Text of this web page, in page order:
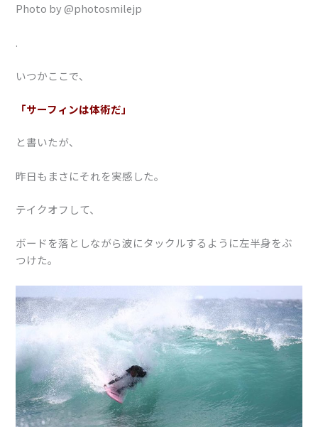
Photo by @photosmilejp
.
いつかここで、
「サーフィンは体術だ」
と書いたが、
昨日もまさにそれを実感した。
テイクオフして、
ボードを落としながら波にタックルするように左半身をぶ
つけた。